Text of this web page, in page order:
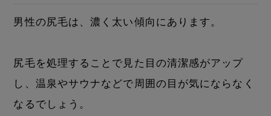
男性の尻毛は、濃く太い傾向にあります。
尻毛を処理することで見た目の清潔感がアップ
し、温泉やサウナなどで周囲の目が気にならなく
なるでしょう。